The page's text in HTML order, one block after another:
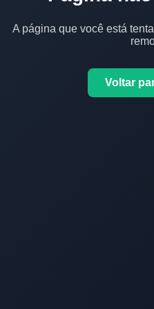
A página que você está
Voltar